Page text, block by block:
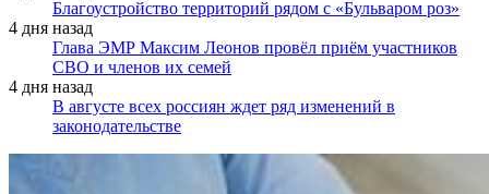
Благоустройство территорий рядом с «Бульваром роз»
4 дня назад
Глава ЭМР Максим Леонов провёл приём участников
СВО и членов их семей
4 дня назад
В августе всех россиян ждет ряд изменений в
законодательстве